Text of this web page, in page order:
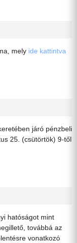
mely ide kattintva
járó pénzbeli
25. (csütörtök) 9-től
hatóságot mint
továbbá az
vonatkozó